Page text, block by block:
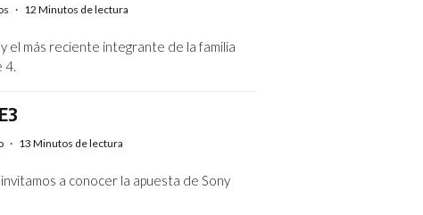
· 12 Minutos de lectura
el más reciente integrante de la familia
4.
· 13 Minutos de lectura
a conocer la apuesta de Sony